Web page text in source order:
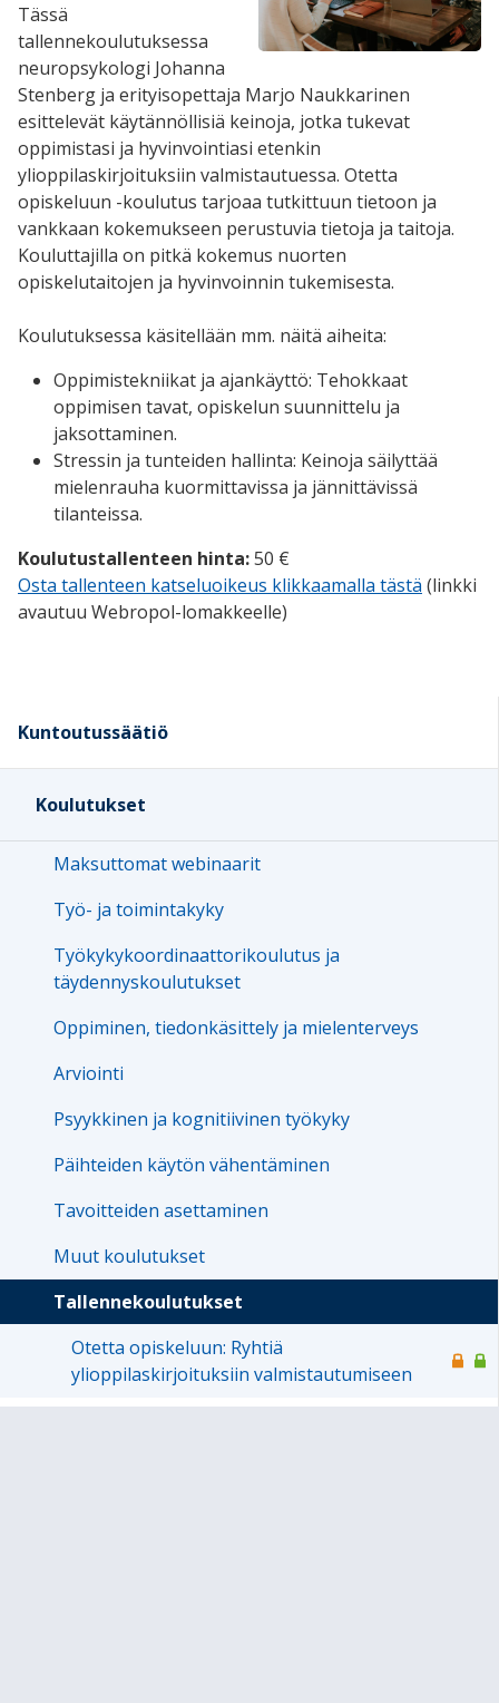
Tässä
tallennekoulutuksessa
neuropsykologi Johanna
Stenberg ja erityisopettaja Marjo Naukkarinen
esittelevät käytännöllisiä keinoja, jotka tukevat
oppimistasi ja hyvinvointiasi etenkin
ylioppilaskirjoituksiin valmistautuessa. Otetta
opiskeluun -koulutus tarjoaa tutkittuun tietoon ja
vankkaan kokemukseen perustuvia tietoja ja taitoja.
Kouluttajilla on pitkä kokemus nuorten
opiskelutaitojen ja hyvinvoinnin tukemisesta.
Koulutuksessa käsitellään mm. näitä aiheita:
Oppimistekniikat ja ajankäyttö: Tehokkaat
oppimisen tavat, opiskelun suunnittelu ja
jaksottaminen.
Stressin ja tunteiden hallinta: Keinoja säilyttää
mielenrauha kuormittavissa ja jännittävissä
tilanteissa.
Koulutustallenteen hinta:50 €
Osta tallenteen katseluoikeus klikkaamalla tästä (linkki
avautuu Webropol-lomakkeelle)
Kuntoutussäätiö
Koulutukset
Maksuttomat webinaarit
Työ- ja toimintakyky
Työkykykoordinaattorikoulutus ja
täydennyskoulutukset
Oppiminen, tiedonkäsittely ja mielenterveys
Arviointi
Psyykkinen ja kognitiivinen työkyky
Päihteiden käytön vähentäminen
Tavoitteiden asettaminen
Muut koulutukset
Tallennekoulutukset
Otetta opiskeluun: Ryhtiä
ylioppilaskirjoituksiin valmistautumiseen